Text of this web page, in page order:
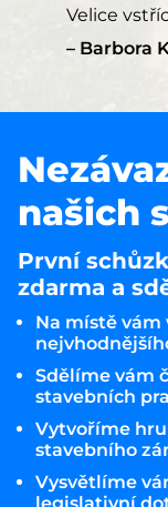
Velice
Barbora
našich
První
zdarma a
Na místě
Sdělíme vám
stavebních
Vytvoříme
stavebního
Vysvětlíme